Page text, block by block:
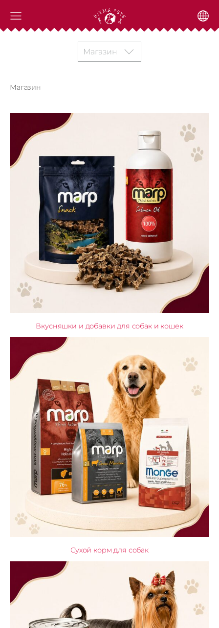
Магазин
Магазин
Вкусняшки и добавки для собак и кошек
Сухой корм для собак